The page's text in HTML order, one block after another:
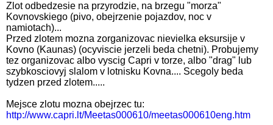
Zlot odbedzesie na przyrodzie, na brzegu "morza"
Kovnovskiego (pivo, obejrzenie pojazdov, noc v
namiotach)...
Przed zlotem mozna zorganizovac nievielka eksursije v
Kovno (Kaunas) (ocyviscie jerzeli beda chetni). Probujemy
tez organizovac albo vyscig Capri v torze, albo "drag" lub
szybkosciovyj slalom v lotnisku Kovna.... Scegoly beda
tydzen przed zlotem.....
Mejsce zlotu mozna obejrzec tu:
http://www.capri.lt/Meetas000610/meetas000610eng.htm